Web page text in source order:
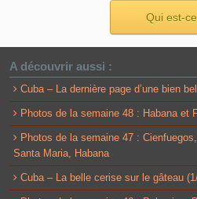
Qui est-
A découvrir aussi :
Cuba – La dernière page d’une bien
Photos de la semaine 48 : Habana et
Photos de la semaine 47 :
Santa Maria, Habana
Cuba – La belle cerise sur le gâteau